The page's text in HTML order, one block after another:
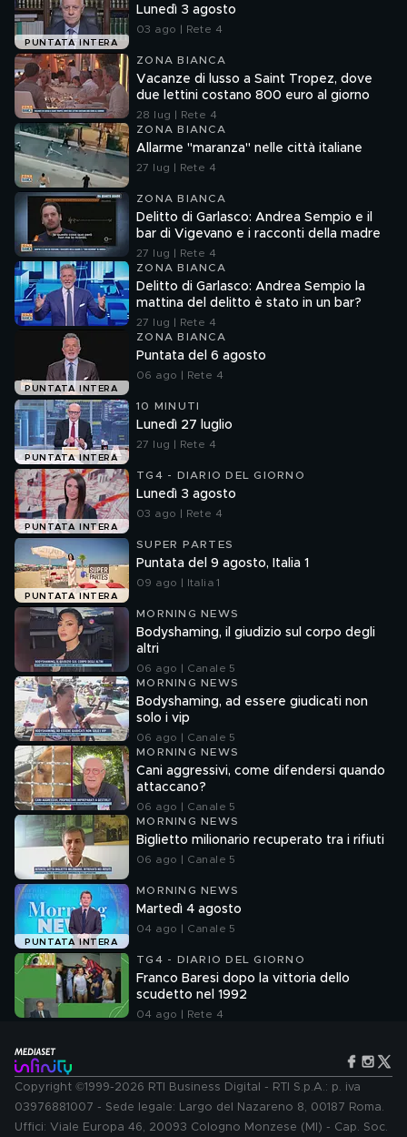
PUNTATA INTERA
Lunedì 3 agosto
03 ago | Rete 4
ZONA BIANCA
Vacanze di lusso a Saint Tropez, dove
due lettini costano 800 euro al giorno
28 lug | Rete 4
ZONA BIANCA
Allarme "maranza" nelle città italiane
27 lug | Rete 4
ZONA BIANCA
Delitto di Garlasco: Andrea Sempio e il
bar di Vigevano e i racconti della madre
27 lug | Rete 4
ZONA BIANCA
Delitto di Garlasco: Andrea Sempio la
mattina del delitto è stato in un bar?
27 lug | Rete 4
PUNTATA INTERA
ZONA BIANCA
Puntata del 6 agosto
06 ago | Rete 4
PUNTATA INTERA
10 MINUTI
Lunedì 27 luglio
27 lug | Rete 4
PUNTATA INTERA
TG4 - DIARIO DEL GIORNO
Lunedì 3 agosto
03 ago | Rete 4
PUNTATA INTERA
SUPER PARTES
Puntata del 9 agosto, Italia 1
09 ago | Italia 1
MORNING NEWS
Bodyshaming, il giudizio sul corpo degli
altri
06 ago | Canale 5
MORNING NEWS
Bodyshaming, ad essere giudicati non
solo i vip
06 ago | Canale 5
MORNING NEWS
Cani aggressivi, come difendersi quando
attaccano?
06 ago | Canale 5
MORNING NEWS
Biglietto milionario recuperato tra i rifiuti
06 ago | Canale 5
PUNTATA INTERA
MORNING NEWS
Martedì 4 agosto
04 ago | Canale 5
TG4 - DIARIO DEL GIORNO
Franco Baresi dopo la vittoria dello
scudetto nel 1992
04 ago | Rete 4
Copyright ©1999-2026 RTI Business Digital - RTI S.p.A.: p. iva
03976881007 - Sede legale: Largo del Nazareno 8, 00187 Roma.
Uffici: Viale Europa 46, 20093 Cologno Monzese (MI) - Cap. Soc.